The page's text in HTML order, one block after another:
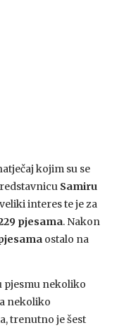
kojim su se
Samiru
interes te je za
pjesama. Nakon
ostalo na
pjesmu nekoliko
nekoliko
trenutno je šest